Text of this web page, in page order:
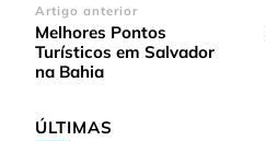
Navegação
de
post
Artigo anterior
Melhores Pontos
Turísticos em Salvador
na Bahia
ÚLTIMAS